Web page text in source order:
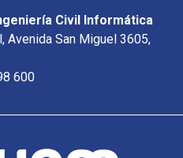
Civil Informática
Avenida San Miguel 3605,
600